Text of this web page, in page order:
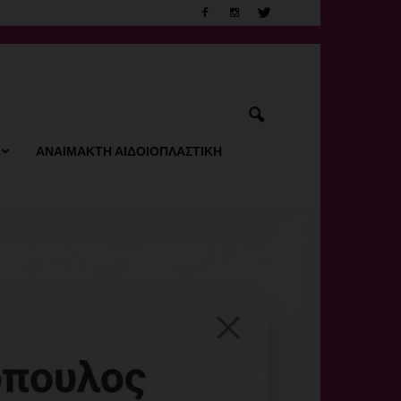
ΑΝΑΙΜΑΚΤΗ ΑΙΔΟΙΟΠΛΑΣΤΙΚΗ